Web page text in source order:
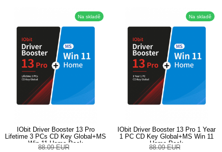
Na skladě
IObit Driver Booster 13 Pro
Lifetime 3 PCs CD Key Global+MS
Win 11 Home Pack
88.09 EUR
Na skladě
IObit Driver Booster 13 Pro 1 Year
1 PC CD Key Global+MS Win 11
Home Pack
88.09 EUR